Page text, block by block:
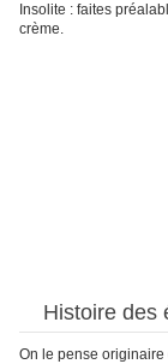
Insolite : faites
crème.
Histoire des
On le pense